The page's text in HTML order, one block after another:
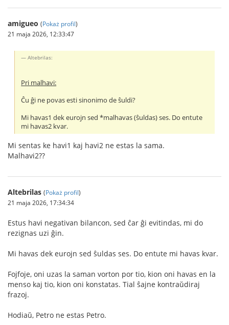
amigueo (Pokaż profil)
21 maja 2026, 12:33:47
Altebrilas:
Pri malhavi:
Ĉu ĝi ne povas esti sinonimo de ŝuldi?
Mi havas1 dek eurojn sed *malhavas (ŝuldas) ses. Do entute
mi havas2 kvar.
Mi sentas ke havi1 kaj havi2 ne estas la sama.
Malhavi2??
Altebrilas (Pokaż profil)
21 maja 2026, 17:34:34
Estus havi negativan bilancon, sed ĉar ĝi evitindas, mi do
rezignas uzi ĝin.
Mi havas dek eurojn sed ŝuldas ses. Do entute mi havas kvar.
Fojfoje, oni uzas la saman vorton por tio, kion oni havas en la
menso kaj tio, kion oni konstatas. Tial ŝajne kontraŭdiraj
frazoj.
Hodiaŭ, Petro ne estas Petro.